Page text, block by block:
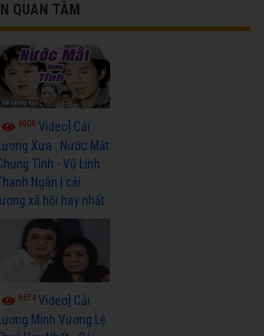
QUAN TÂM
6908Video] Cải
Lương Xưa : Nước Mắt
Tình - Vũ Linh
Ngân | cải
lương xã hội hay nhất
6674Video] Cải
Lương Minh Vương Lệ